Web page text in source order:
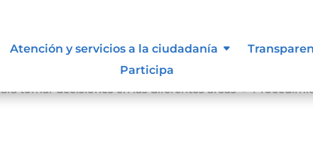
Atención y servicios a la ciudadanía
Participa
tomar decisiones en las diferentes áreas